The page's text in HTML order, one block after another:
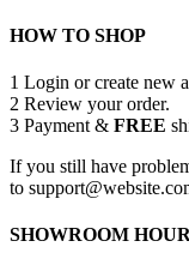
HOW TO SHOP
1 Login or create new
2 Review your order.
3 Payment & FREE
If you still have
to
SHOWROOM